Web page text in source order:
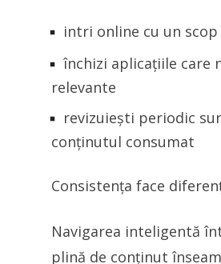
intri online cu un
închizi aplicațiile care
relevante
revizuiești periodic
conținutul consumat
Consistența face
Navigarea inteligentă
plină de conținut